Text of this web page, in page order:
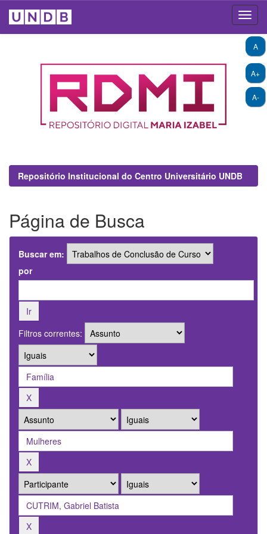
A+
A-
A
Repositório Institucional do Centro Universitário UNDB
Página de Busca
Buscar em:
por
Filtros correntes: